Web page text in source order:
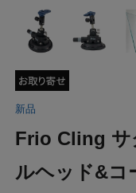
新品
Frio Cling サ
ルヘッド&コ